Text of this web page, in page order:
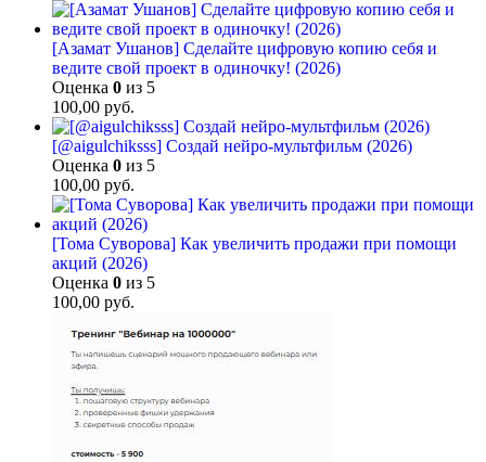
[Азамат Ушанов] Сделайте цифровую копию себя и
ведите свой проект в одиночку! (2026)
Оценка 0 из 5
100,00 руб.
[@aigulchiksss] Создай нейро-мультфильм (2026)
Оценка 0 из 5
100,00 руб.
[Тома Суворова] Как увеличить продажи при помощи
акций (2026)
Оценка 0 из 5
100,00 руб.